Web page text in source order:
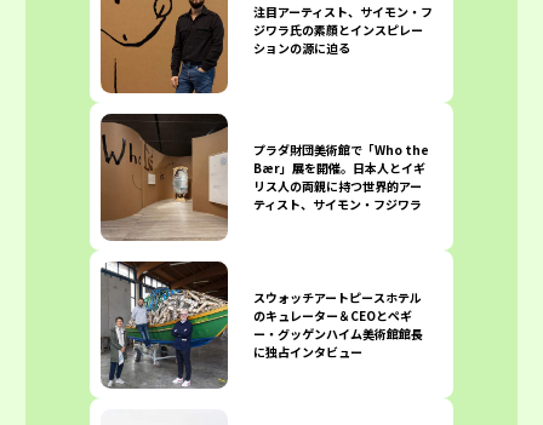
注目アーティスト、サイモン・フ
ジワラ氏の素顔とインスピレー
ションの源に迫る
プラダ財団美術館で「Who the
Bær」展を開催。日本人とイギ
リス人の両親に持つ世界的アー
ティスト、サイモン・フジワラ
スウォッチアートピースホテル
のキュレーター＆CEOとペギ
ー・グッゲンハイム美術館館長
に独占インタビュー